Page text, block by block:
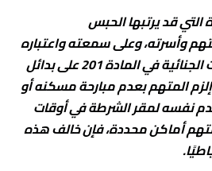
التي قد يرتبها الحبس
وأسرته، وعلى سمعته واعتباره
فقد نص قانون الإجراءات الجنائية في المادة 201 على بدائل
المتهم بعدم مبارحة مسكنه أو
نفسه لمقر الشرطة في أوقات
أماكن محددة، فإن خالف هذه